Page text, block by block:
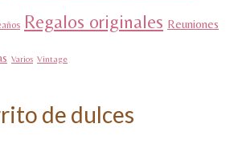
Regalos originales Reuniones
Varios Vintage
de dulces